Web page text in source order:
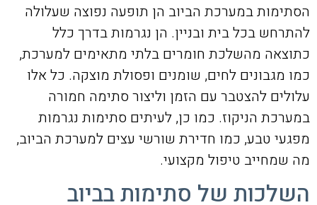
הסתימות במערכת הביוב הן תופעה נפוצה שעלולה
להתרחש בכל בית ובניין. הן נגרמות בדרך כלל
כתוצאה מהשלכת חומרים בלתי מתאימים למערכת,
כמו מגבונים לחים, שומנים ופסולת מוצקה. כל אלו
עלולים להצטבר עם הזמן וליצור סתימה חמורה
במערכת הניקוז. כמו כן, לעיתים סתימות נגרמות
מפגעי טבע, כמו חדירת שורשי עצים למערכת הביוב,
מה שמחייב טיפול מקצועי.
השלכות של סתימות בביוב